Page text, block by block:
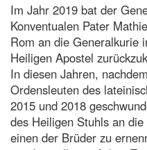
Im Jahr 2019 bat der
Konventualen Pater
Rom an die Generalkurie
Heiligen Apostel
In diesen Jahren,
Ordensleuten des
2015 und 2018
des Heiligen Stuhls an
einen der Brüder zu